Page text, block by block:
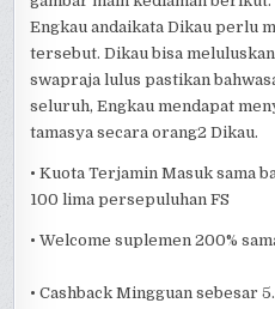
Engkau andaikata Dikau perlu
tersebut. Dikau bisa
swapraja lulus pastikan
seluruh, Engkau mendapat
tamasya secara orang2 Dikau.
• Kuota Terjamin Masuk sama
100 lima persepuluhan FS
• Welcome suplemen 200%
• Cashback Mingguan sebesar